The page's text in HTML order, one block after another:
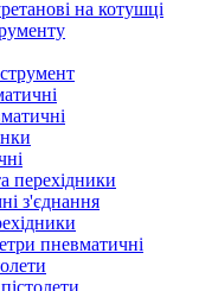
на котушці
перехідники
з'єднання
пневматичні